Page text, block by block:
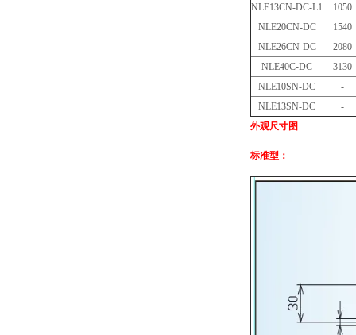
NLE13CN-DC-L1
1050
NLE20CN-DC
1540
NLE26CN-DC
2080
NLE40C-DC
3130
NLE10SN-DC
-
NLE13SN-DC
-
外观尺寸图
标准型：